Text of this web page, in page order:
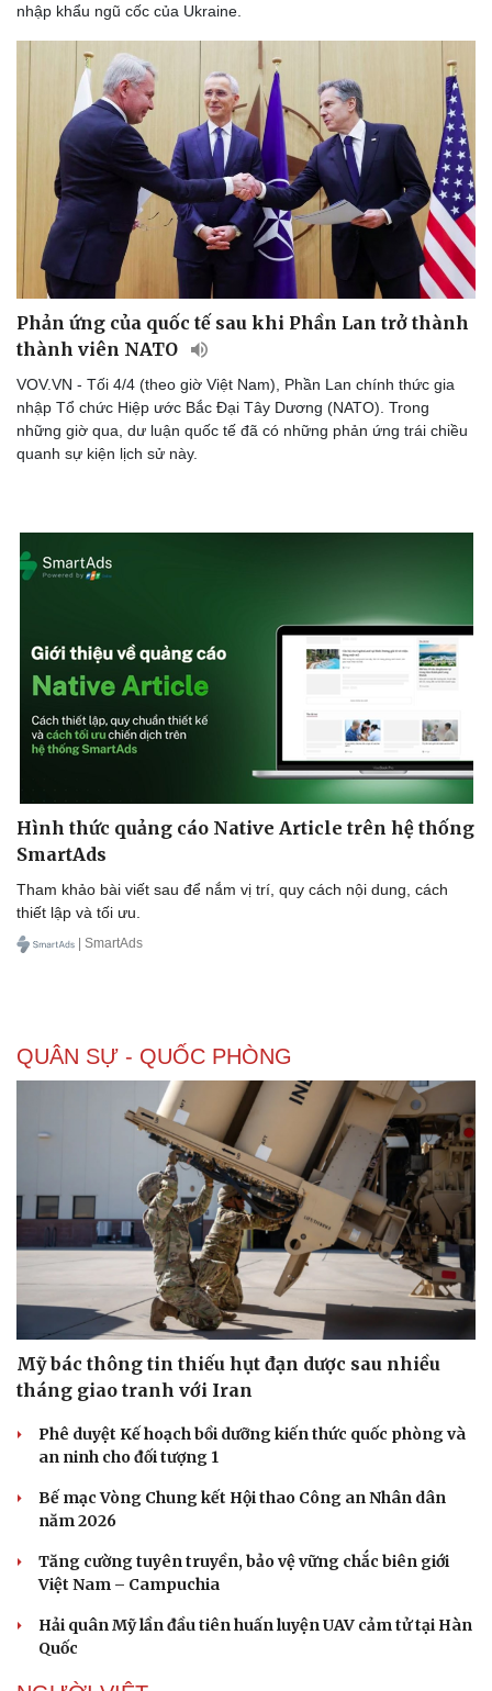
Thể thao
Bóng đá
Lịch thi đấu bóng đá
Thế giới thể thao
Hậu trường
Ô tô - Xe máy
Ô tô
Xe máy
Tư vấn
nhập khẩu ngũ cốc của Ukraine.
Phản ứng của quốc tế sau khi Phần Lan trở thành
thành viên NATO
VOV.VN - Tối 4/4 (theo giờ Việt Nam), Phần Lan chính thức gia
nhập Tổ chức Hiệp ước Bắc Đại Tây Dương (NATO). Trong
những giờ qua, dư luận quốc tế đã có những phản ứng trái chiều
quanh sự kiện lịch sử này.
Hình thức quảng cáo Native Article trên hệ thống
SmartAds
Tham khảo bài viết sau để nắm vị trí, quy cách nội dung, cách
thiết lập và tối ưu.
| SmartAds
QUÂN SỰ - QUỐC PHÒNG
Mỹ bác thông tin thiếu hụt đạn dược sau nhiều
tháng giao tranh với Iran
Phê duyệt Kế hoạch bồi dưỡng kiến thức quốc phòng và
an ninh cho đối tượng 1
Bế mạc Vòng Chung kết Hội thao Công an Nhân dân
năm 2026
Tăng cường tuyên truyền, bảo vệ vững chắc biên giới
Việt Nam – Campuchia
Hải quân Mỹ lần đầu tiên huấn luyện UAV cảm tử tại Hàn
Quốc